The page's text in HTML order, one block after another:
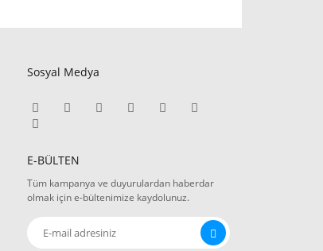
Sosyal Medya
E-BÜLTEN
Tüm kampanya ve duyurulardan haberdar
olmak için e-bültenimize kaydolunuz.